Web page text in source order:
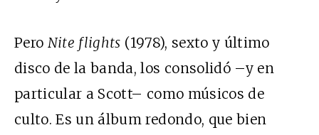
Pero Nite flights (1978), sexto y último
disco de la banda, los consolidó –y en
particular a Scott– como músicos de
culto. Es un álbum redondo, que bien